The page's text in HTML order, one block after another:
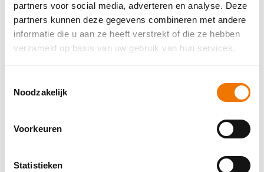
partners voor social media, adverteren en analyse. Deze
partners kunnen deze gegevens combineren met andere
informatie die u aan ze heeft verstrekt of die ze hebben
verzameld op basis van uw gebruik van hun services.
Noodzakelijk
Voorkeuren
Statistieken
Application error: a client-side exception has occurred (see the